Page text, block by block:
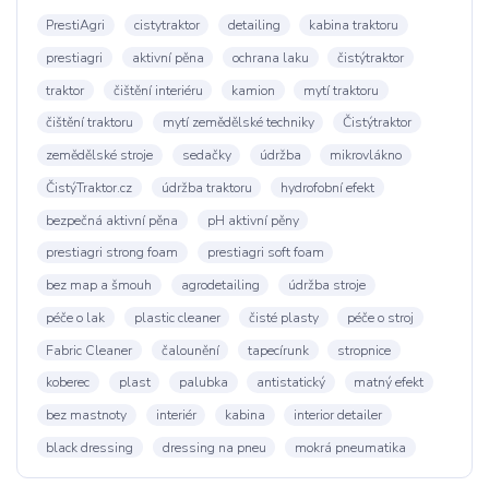
PrestiAgri cistytraktor detailing
kabina traktoru
prestiagri
aktivní pěna ochrana laku
čistýtraktor
traktor
čištění interiéru kamion
mytí traktoru
čištění traktoru
mytí zemědělské techniky
Čistýtraktor
zemědělské stroje
sedačky údržba
mikrovlákno
ČistýTraktor.cz
údržba traktoru
hydrofobní efekt
bezpečná aktivní pěna
pH aktivní pěny
prestiagri strong foam
prestiagri soft foam
bez map a šmouh
agrodetailing
údržba stroje
péče o lak
plastic cleaner čisté plasty
péče o stroj
Fabric Cleaner
čalounění tapecírunk
stropnice
koberec
plast palubka antistatický
matný efekt
bez mastnoty
interiér kabina
interior detailer
black dressing
dressing na pneu mokrá pneumatika